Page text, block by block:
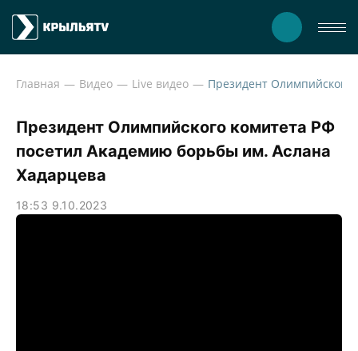
Главная Видео Live видео
Президент Олимпийского комитета РФ
посетил Академию борьбы им. Аслана
Хадарцева
18:53 9.10.2023